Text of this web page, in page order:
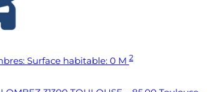
Surface habitable: 0 M 2